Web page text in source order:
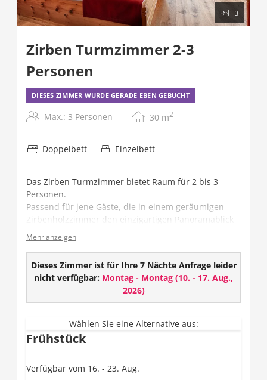
3
Zirben Turmzimmer 2-3
Personen
DIESES ZIMMER WURDE GERADE EBEN GEBUCHT
Max.: 3 Personen 30 m2
Doppelbett Einzelbett
Das Zirben Turmzimmer bietet Raum für 2 bis 3
Personen.
Passend für jene Gäste, die in einem geräumigen
Zirbenholzzimmer den einzigartigen Panoramablick
auf die Bergwelt des Grossarltals genießen wollen.
Ausstattung:
Gesund schlafen - im Zirbenholzbett
Holzboden
Flat TV mit über 100 Programmen
Telefon
Safe
Gemütliche Sitzgruppe im Erker
Mehr anzeigen
Dieses Zimmer ist für Ihre 7 Nächte Anfrage leider
nicht verfügbar: Montag - Montag (10. - 17. Aug.,
2026)
Wählen Sie eine Alternative aus:
Frühstück
Verfügbar vom 16. - 23. Aug.